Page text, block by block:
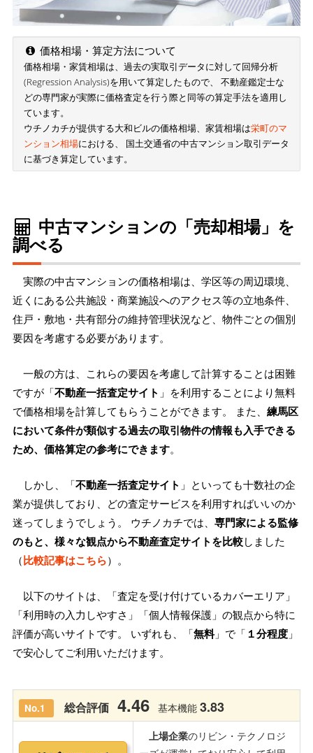
価格相場・算定方法について
価格相場・家賃相場は、過去の実取引データに対して回帰分析
(Regression Analysis)を用いて算定したもので、 不動産鑑定士な
どの専門家が実際に価格査定を行う際と同等の算定手法を適用し
ています。
ウチノカチが提供する大和ビルの価格相場、家賃相場は栄町のマ
ンション相場における、 国土交通省の中古マンション取引データ
に基づき算定しています。
中古マンションの「売却相場」を
調べる
実際の中古マンションの価格相場は、学区等の周辺環境、
近くにある公共施設・商業施設へのアクセス等の立地条件、
住戸・敷地・共有部分の維持管理状況など、物件ごとの個別
要因を考慮する必要があります。
一般の方は、これらの要因を考慮して計算することは困難
ですが「不動産一括査定サイト 」を利用することにより無料
で価格相場を計算してもらうことができます。 また、 練馬区
において条件が類似する過去の取引物件の情報も入手できる
ため、価格算定の参考にできます。
しかし、「不動産一括査定サイト 」といっても十数社の企
業が提供しており、どの査定サービスを利用すればいいのか
迷ってしまうでしょう。 ウチノカチでは、 専門家による監修
のもと、様々な観点から不動産査定サイトを比較しました
（比較記事はこちら）。
以下のサイトは、「査定を受け付けているカバーエリア」
「利用時の入力しやすさ」「個人情報保護」の観点から特に
評価が高いサイトです。 いずれも、「無料」で「 １分程度 」
で安心してご利用いただけます。